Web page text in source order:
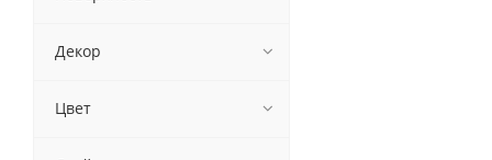
Сорт 1/1 гладкая
Свеза 1/1 гладкая
Свеза 1/1 DECK350
Декор
Цвет